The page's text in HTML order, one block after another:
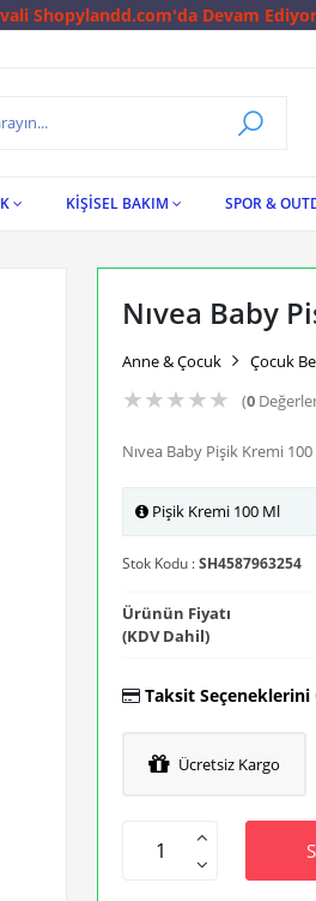
Devam
KİŞİSEL BAKIM SPOR &
Nıvea Baby
Anne & Çocuk Çocuk
★★★★★ (0
Nıvea Baby Pişik Kremi
Pişik Kremi 100 Ml
Stok Kodu :SH4587963254
Ürünün Fiyatı
(KDV Dahil)
Taksit Seçeneklerini
Ücretsiz Kargo